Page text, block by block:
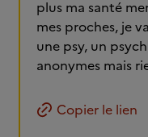
plus ma santé
mes proches, je
une psy, un
anonymes mais
Copier le lien